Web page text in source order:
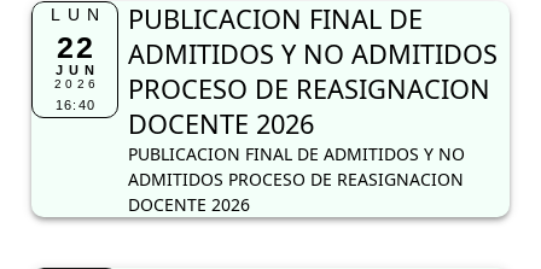
LUN
22
JUN
2026
16:40
PUBLICACION FINAL DE
ADMITIDOS Y NO ADMITIDOS
PROCESO DE REASIGNACION
DOCENTE 2026
PUBLICACION FINAL DE ADMITIDOS Y NO
ADMITIDOS PROCESO DE REASIGNACION
DOCENTE 2026